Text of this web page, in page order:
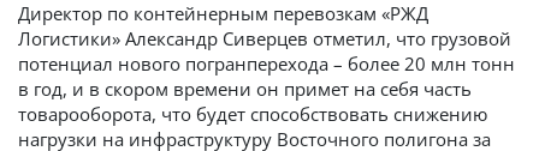
Директор по контейнерным перевозкам «РЖД
Логистики» Александр Сиверцев отметил, что грузовой
потенциал нового погранперехода – более 20 млн тонн
в год, и в скором времени он примет на себя часть
товарооборота, что будет способствовать снижению
нагрузки на инфраструктуру Восточного полигона за